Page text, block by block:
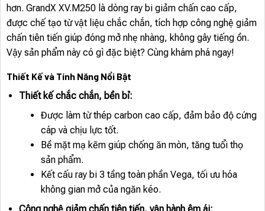
hơn. GrandX XV.M250 là dòng ray bi giảm chấn cao cấp,
được chế tạo từ vật liệu chắc chắn, tích hợp công nghệ giảm
chấn tiên tiến giúp đóng mở nhẹ nhàng, không gây tiếng ồn.
Vậy sản phẩm này có gì đặc biệt? Cùng khám phá ngay!
Thiết Kế và Tính Năng Nổi Bật
Thiết kế chắc chắn, bền bỉ:
Được làm từ thép carbon cao cấp, đảm bảo độ cứng
cáp và chịu lực tốt.
Bề mặt mạ kẽm giúp chống ăn mòn, tăng tuổi thọ
sản phẩm.
Kết cấu ray bi 3 tầng toàn phần Vega, tối ưu hóa
không gian mở của ngăn kéo.